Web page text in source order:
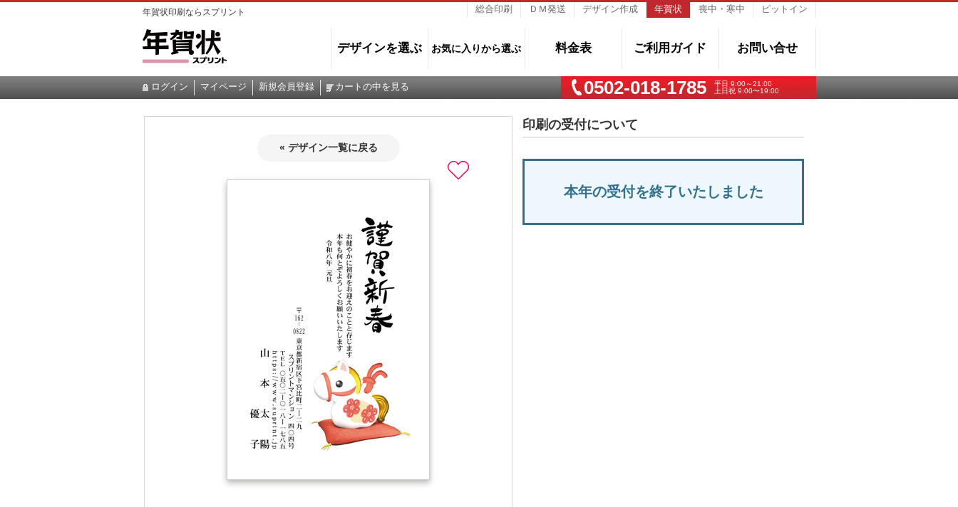
年賀状印刷ならスプリント 総合印刷 ＤＭ発送 デザイン作成 年賀状 喪中・寒中 ピットイン
お問い合せ
ご利用ガイド
料金表
お気に入りから選ぶ
デザインを選ぶ
ログイン マイページ 新規会員登録 カートの中を見る 0502-018-1785
平日 9:00～21:00
土日祝 9:00〜19:00
« デザイン一覧に戻る
印刷の受付について
本年の受付を終了いたしました